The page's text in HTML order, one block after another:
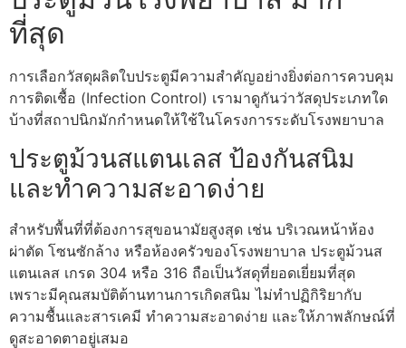
ที่สุด
การเลือกวัสดุผลิตใบประตูมีความสำคัญอย่างยิ่งต่อการควบคุม
การติดเชื้อ (Infection Control) เรามาดูกันว่าวัสดุประเภทใด
บ้างที่สถาปนิกมักกำหนดให้ใช้ในโครงการระดับโรงพยาบาล
ประตูม้วนสแตนเลส ป้องกันสนิม
และทำความสะอาดง่าย
สำหรับพื้นที่ที่ต้องการสุขอนามัยสูงสุด เช่น บริเวณหน้าห้อง
ผ่าตัด โซนซักล้าง หรือห้องครัวของโรงพยาบาล ประตูม้วนส
แตนเลส เกรด 304 หรือ 316 ถือเป็นวัสดุที่ยอดเยี่ยมที่สุด
เพราะมีคุณสมบัติต้านทานการเกิดสนิม ไม่ทำปฏิกิริยากับ
ความชื้นและสารเคมี ทำความสะอาดง่าย และให้ภาพลักษณ์ที่
ดูสะอาดตาอยู่เสมอ